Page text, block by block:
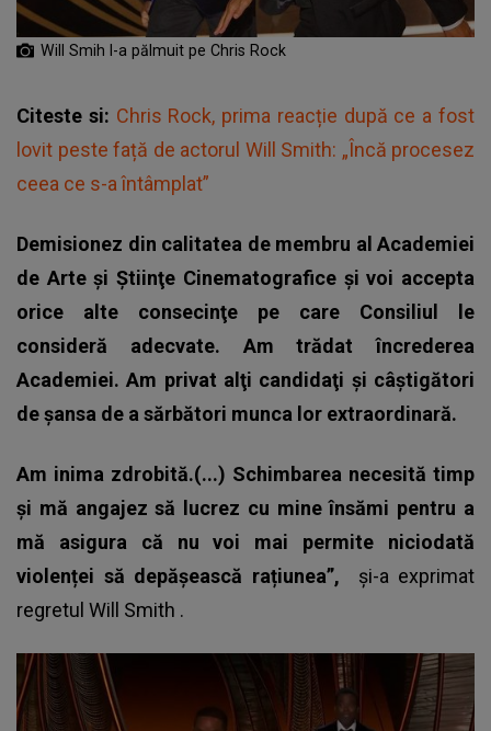
Will Smih l-a pălmuit pe Chris Rock
Citeste si: Chris Rock, prima reacție după ce a fost
lovit peste față de actorul Will Smith: „Încă procesez
ceea ce s-a întâmplat”
Demisionez din calitatea de membru al Academiei
de Arte şi Ştiinţe Cinematografice şi voi accepta
orice alte consecinţe pe care Consiliul le
consideră adecvate. Am trădat încrederea
Academiei. Am privat alţi candidaţi şi câştigători
de şansa de a sărbători munca lor extraordinară.
Am inima zdrobită.(...) Schimbarea necesită timp
și mă angajez să lucrez cu mine însămi pentru a
mă asigura că nu voi mai permite niciodată
violenței să depășească rațiunea”, şi-a exprimat
regretul Will Smith .